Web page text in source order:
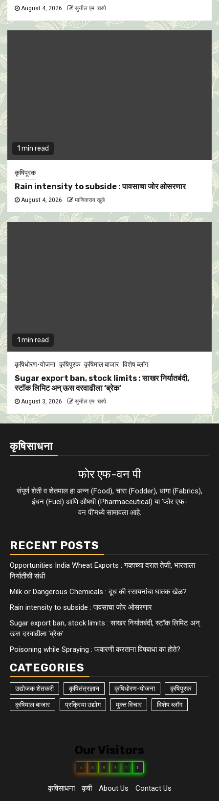
August 4, 2026 सुनील एम. चरपे
1 min read
कृषिपूरक
Rain intensity to subside : पावसाचा जोर ओसरणार
August 4, 2026 माणिकराव खुळे
1 min read
कृषिधोरण-योजना कृषिपूरक कृषिमाल बाजार विशेष ब्लॉग
Sugar export ban, stock limits : साखर निर्यातबंदी,
स्टॉक लिमिट अन् ऊस दरवाढीला ‘ब्रेक’
August 3, 2026 सुनील एम. चरपे
कृषिसाधना
फाेर एफ-वन पी
संपूर्ण शेती व शेतमाल हा अन्न (Food), चारा (Fodder), धागा (Fabrics),
इंधन (Fuel) आणि औषधी (Pharmaceutical) या 'फाेर एफ-
वन पी'मध्ये सामावला आहे.
RECENT POSTS
Opportunities India Wheat Exports : गव्हाच्या दरात तेजी, भारताला
निर्यातीची संधी
Milk or Dangerous Chemicals : दूध की रसायनांचा घातक खेळ?
Rain intensity to subside : पावसाचा जोर ओसरणार
Sugar export ban, stock limits : साखर निर्यातबंदी, स्टॉक लिमिट अन्
ऊस दरवाढीला ‘ब्रेक’
Poisoning while Spraying : फवारणी करताना विषबाधा का हाेते?
CATEGORIES
उद्योजक शेतकरी कृषितंत्रज्ञान कृषिधोरण-योजना कृषिपूरक
कृषिमाल बाजार प्रक्रिया उद्योग मुक्त विचार विशेष ब्लॉग
Our Visitors
5 8 8 3 2 1
कृषिसाधना कृषी About Us Contact Us